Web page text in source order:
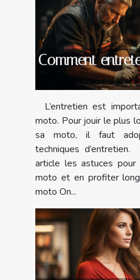
Comment
L’entretien est
moto. Pour jouir le plus
sa moto, il faut
techniques
article les astuces
moto et en profiter
moto On...